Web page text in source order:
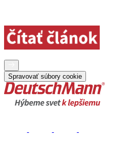
Spravovať súbory cookie